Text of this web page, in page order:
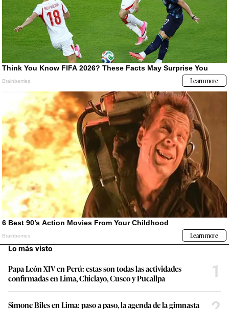
Lo más visto
Papa León XIV en Perú: estas son todas las actividades
confirmadas en Lima, Chiclayo, Cusco y Pucallpa
1
Simone Biles en Lima: paso a paso, la agenda de la gimnasta